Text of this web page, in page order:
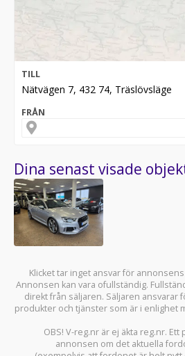
TILL
Nätvägen 7, 432 74, Träslövsläge
FRÅN
Dina senast visade
Klicket tar inget ansvar för
Annonsen kan vara ofullständig.
direkt från säljaren. Säljaren ansvarar
produkter och tjänster som är i enlighet
OBS! V-reg.nr är ej äkta reg.nr.
annonsen om det aktuella